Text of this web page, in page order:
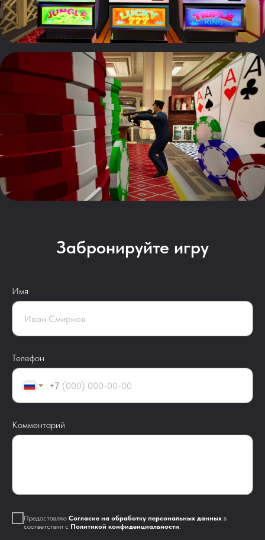
Забронируйте игру
Имя
Телефон
+7
Комментарий
Предоставляю Согласие на обработку персональных данных в
соответствии с Политикой конфиденциальности.